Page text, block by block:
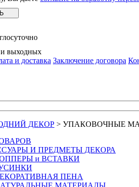
и выходных
и доставка Заключение договора
ДЕКОР > УПАКОВОЧНЫЕ
И ПРЕДМЕТЫ ДЕКОРА
и ВСТАВКИ
ПЕНА
МАТЕРИАЛЫ